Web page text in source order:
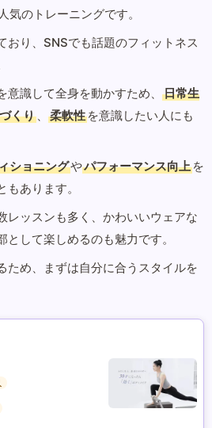
気のトレーニングです。
おり、SNSでも話題のフィットネス
識して全身を動かすため、
日常生
くり 、 柔軟性 を意識したい人にも
ショニングやパフォーマンス向上 を
あります。
レッスンも多く、かわいいウェアな
して楽しめるのも魅力です。
ため、まずは自分に合うスタイルを